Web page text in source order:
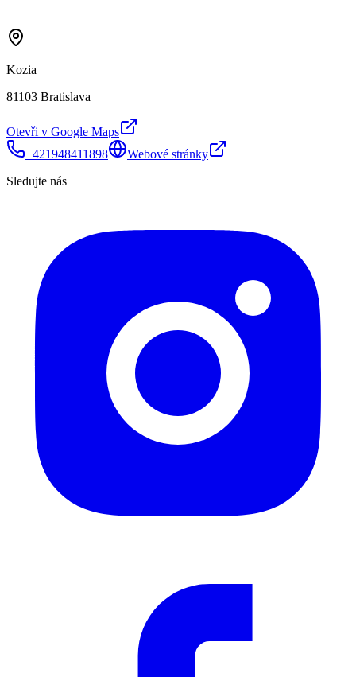
Kozia
81103 Bratislava
Otevři v Google Maps
+421948411898
Webové stránky
Sledujte nás